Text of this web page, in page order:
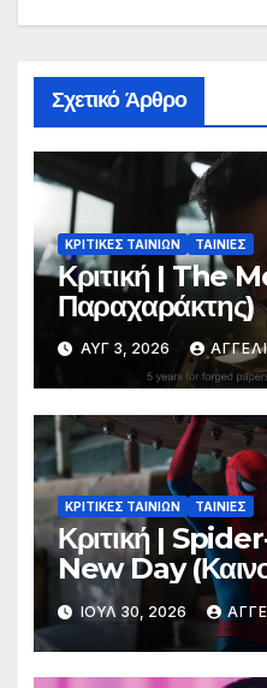
Σχετικό Άρθρο
ΚΡΙΤΙΚΕΣ ΤΑΙΝΙΩΝ ΤΑΙΝΙΕΣ
Κριτική | The
Παραχαράκτης)
ΑΥΓ 3, 2026
ΚΡΙΤΙΚΕΣ ΤΑΙΝΙΩΝ ΤΑΙΝΙΕΣ
Κριτική |
New Day
ΙΟΎΛ 30, 2026